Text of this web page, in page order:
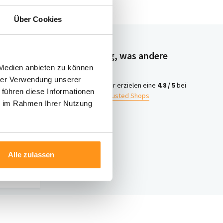
Über Cookies
anbieten zu können
Verwendung unserer
diese Informationen
Rahmen Ihrer Nutzung
Alle zulassen
Neugierig, was andere
denken?
4.8 /
5
Wir erzielen eine 4.8 / 5bei
Trusted Shops